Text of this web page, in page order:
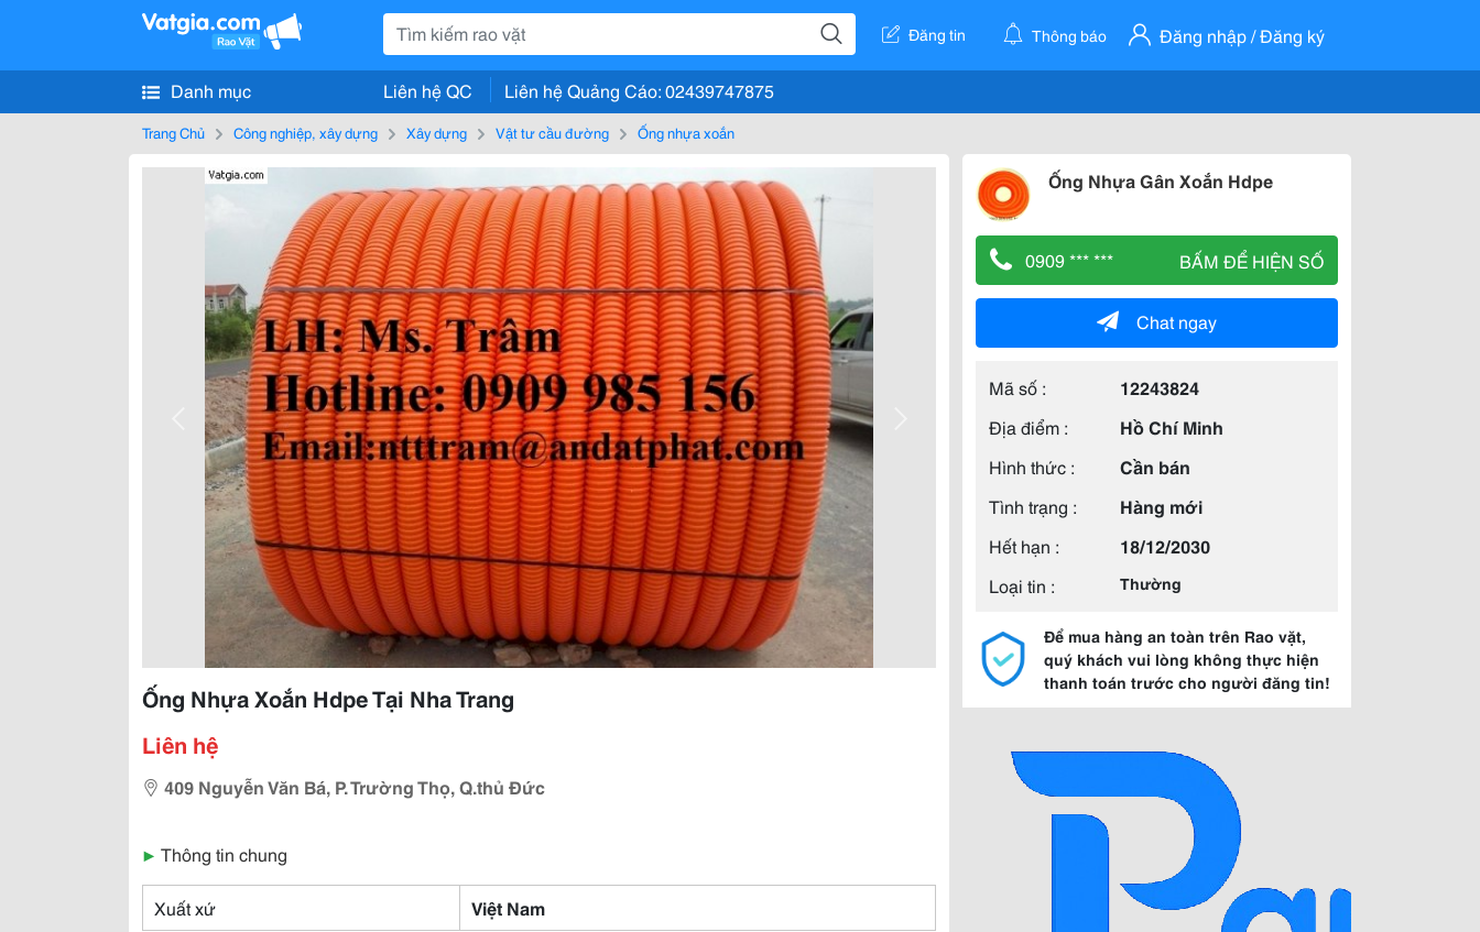
Đăng tin Thông báo Đăng nhập / Đăng ký
Danh mục Liên hệ QC Liên hệ Quảng Cáo: 02439747875
Trang Chủ Công nghiệp, xây dựng Xây dựng Vật tư cầu đường Ống nhựa xoắn
Ống Nhựa Xoắn Hdpe Tại Nha Trang
Liên hệ
409 Nguyễn Văn Bá, P. Trường Thọ, Q.thủ Đức
▶ Thông tin chung
Xuất xứ Việt Nam
Ống Nhựa Gân Xoắn Hdpe
0909 *** *** BẤM ĐỂ HIỆN SỐ
Chat ngay
Mã số :
12243824
Địa điểm :
Hồ Chí Minh
Hình thức :
Cần bán
Tình trạng :
Hàng mới
Hết hạn :
18/12/2030
Loại tin :
Thường
Để mua hàng an toàn trên Rao vặt,
quý khách vui lòng không thực hiện
thanh toán trước cho người đăng tin!